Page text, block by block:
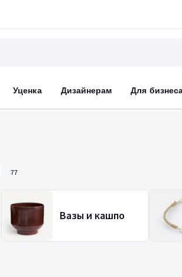
Уценка Дизайнерам Для
77
Вазы и кашпо